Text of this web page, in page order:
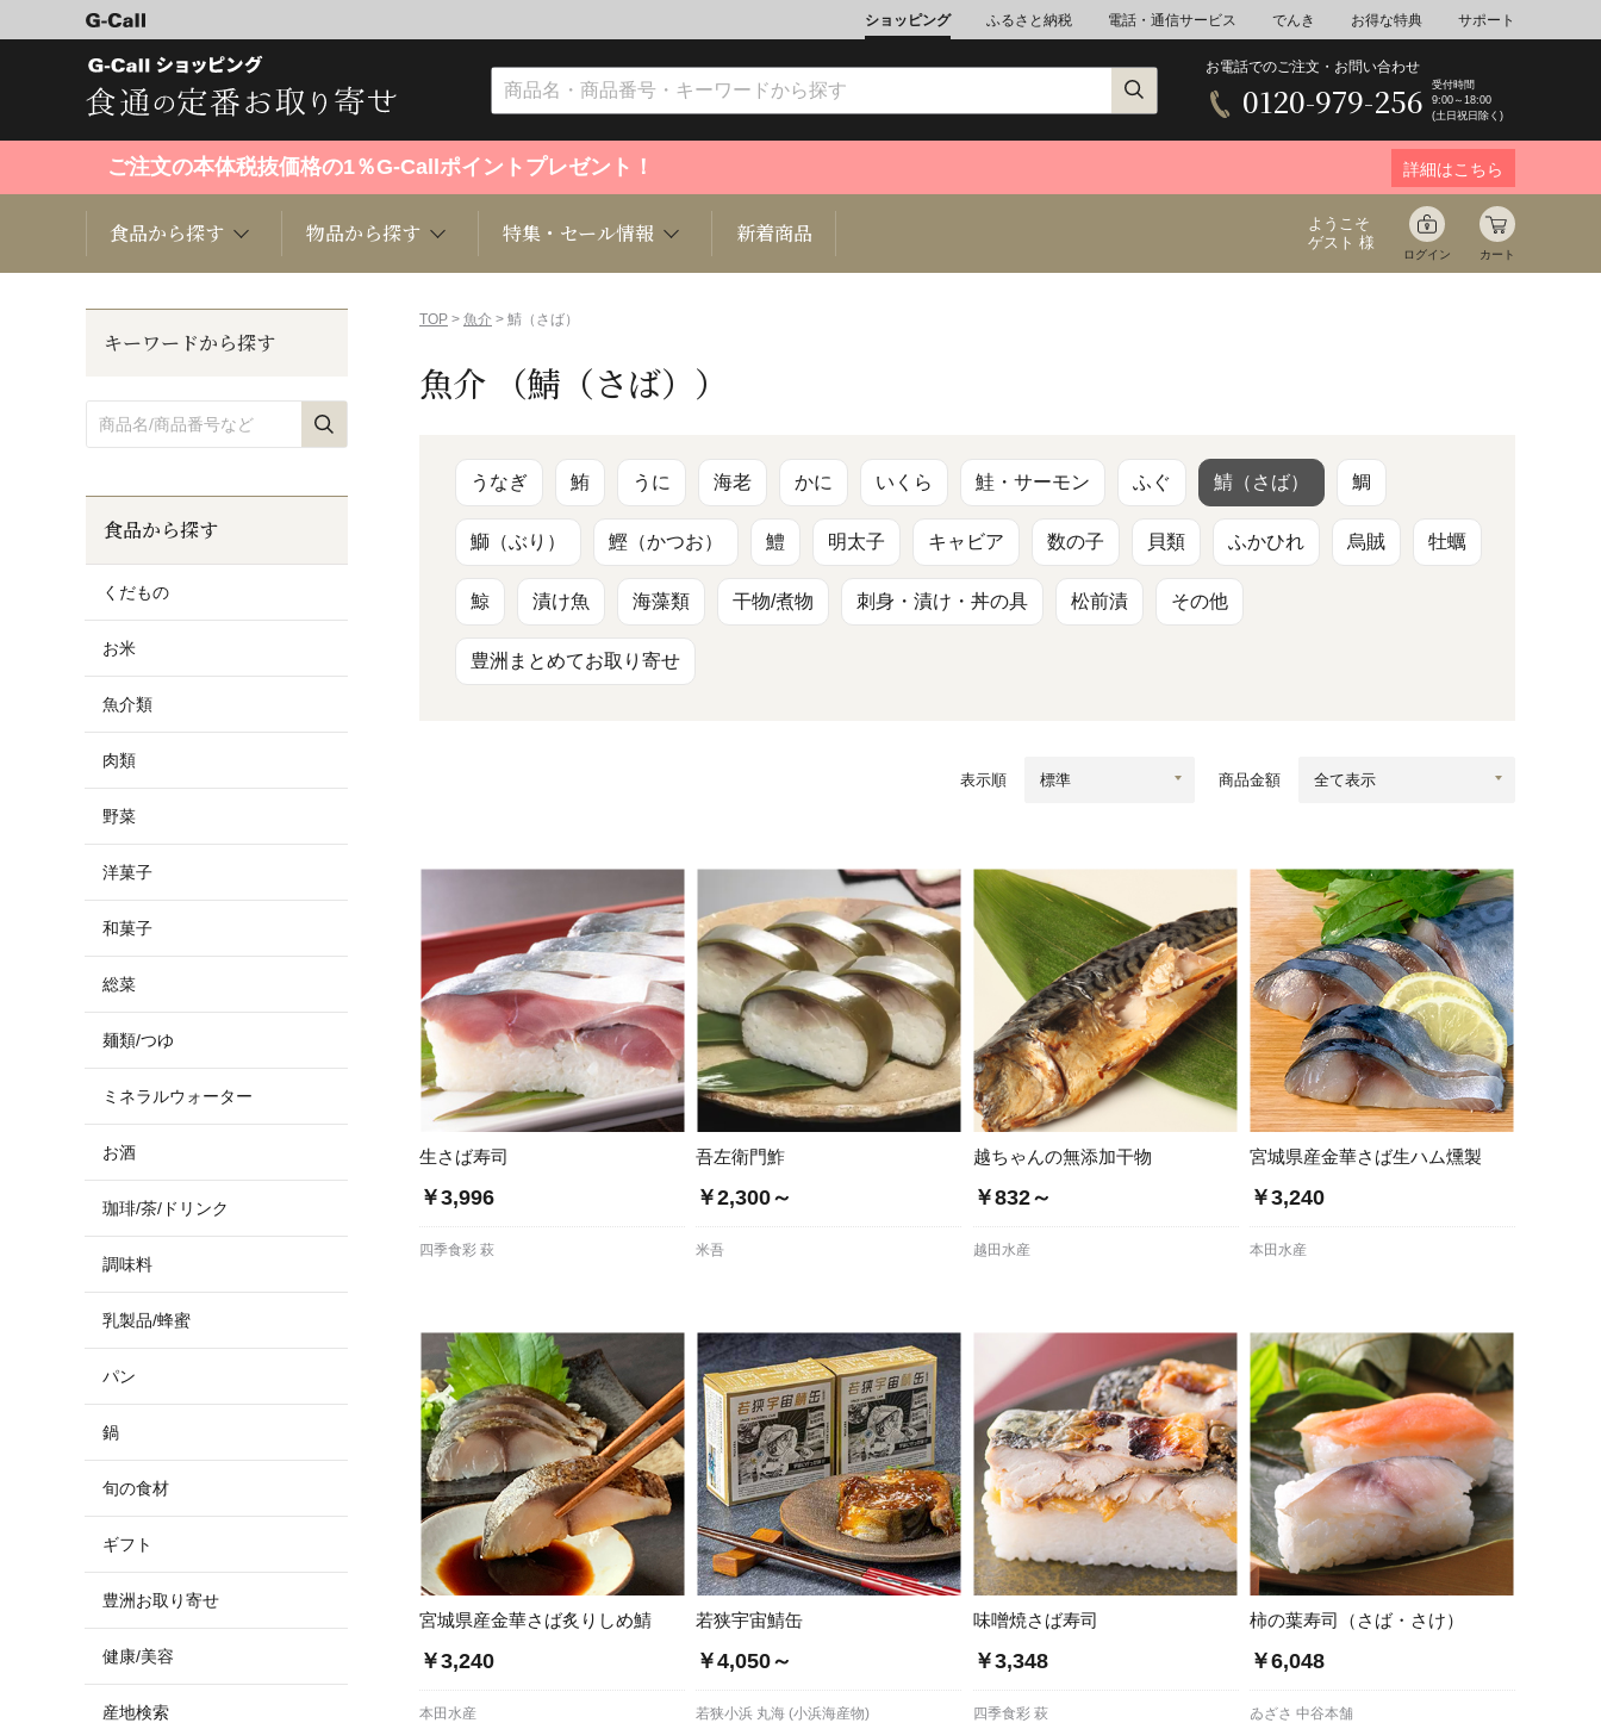
ショッピング ふるさと納税 電話・通信サービス でんき お得な特典 サポート
お電話でのご注文・お問い合わせ
0120-979-256
受付時間
9:00～18:00
(土日祝日除く)
ご注文の本体税抜価格の1％G-Callポイントプレゼント！ 詳細はこちら
食品から探す
お米
和菓子 総菜 麺類/つゆ ミネラルウォーター
珈琲/茶/ドリンク 調味料 乳製品/蜂蜜 パン
鍋 旬の食材 豊洲お取り寄せ
物品から探す
芸能・文化
ファッション 定期購読雑誌 書籍 音楽
キッズベビー 伝統工芸 事務用品 防災関連
健康/美容 ペット関連
特集・セール情報 新着商品
ようこそ
ゲスト 様
ログイン カート
TOP > 魚介 > 鯖（さば）
魚介 （鯖（さば））
うなぎ 鮪 うに 海老 かに いくら 鮭・サーモン ふぐ 鯖（さば） 鯛
鰤（ぶり） 鰹（かつお） 鱧 明太子 キャビア 数の子 貝類 ふかひれ 烏賊 牡蠣
鯨 漬け魚 海藻類 干物/煮物 刺身・漬け・丼の具 松前漬 その他
豊洲まとめてお取り寄せ
表示順 商品金額
生さば寿司
￥3,996
四季食彩 萩
吾左衛門鮓
￥2,300～
米吾
越ちゃんの無添加干物
￥832～
越田水産
宮城県産金華さば生ハム燻製
￥3,240
本田水産
宮城県産金華さば炙りしめ鯖
￥3,240
本田水産
若狭宇宙鯖缶
￥4,050～
若狭小浜 丸海 (小浜海産物)
味噌焼さば寿司
￥3,348
四季食彩 萩
柿の葉寿司（さば・さけ）
￥6,048
ゐざさ 中谷本舗
キーワードから探す
食品から探す
くだもの
お米
魚介類
肉類
野菜
洋菓子
和菓子
総菜
麺類/つゆ
ミネラルウォーター
お酒
珈琲/茶/ドリンク
調味料
乳製品/蜂蜜
パン
鍋
旬の食材
ギフト
豊洲お取り寄せ
健康/美容
産地検索